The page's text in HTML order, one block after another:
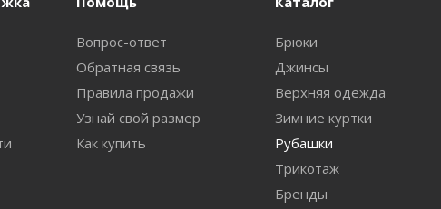
Вопрос-ответ
Обратная связь
Правила продажи
Узнай свой размер
Как купить
Брюки
Джинсы
Верхняя одежда
Зимние куртки
Рубашки
Трикотаж
Бренды